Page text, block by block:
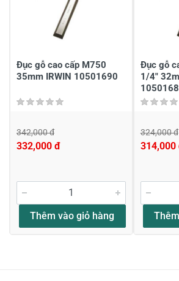
Chia sẻ nhận xét về sản
Viết nhận xét về sản phẩm
Đánh giá sao
Đục gỗ cao cấp M750
35mm IRWIN 10501690
342,000 đ
332,000 đ
Thêm vào giỏ hàng
Đục gỗ
1/4"
324,000 đ
314,000